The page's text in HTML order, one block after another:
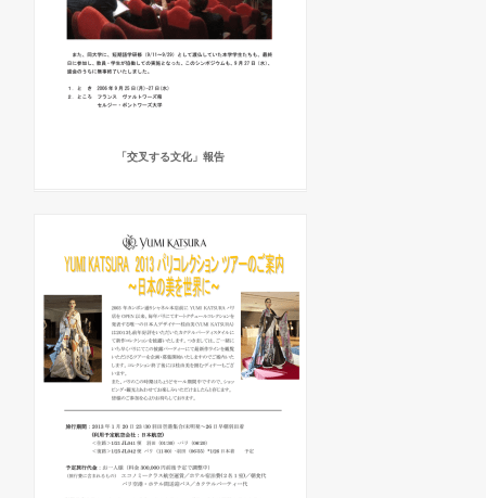
「交叉する文化」報告